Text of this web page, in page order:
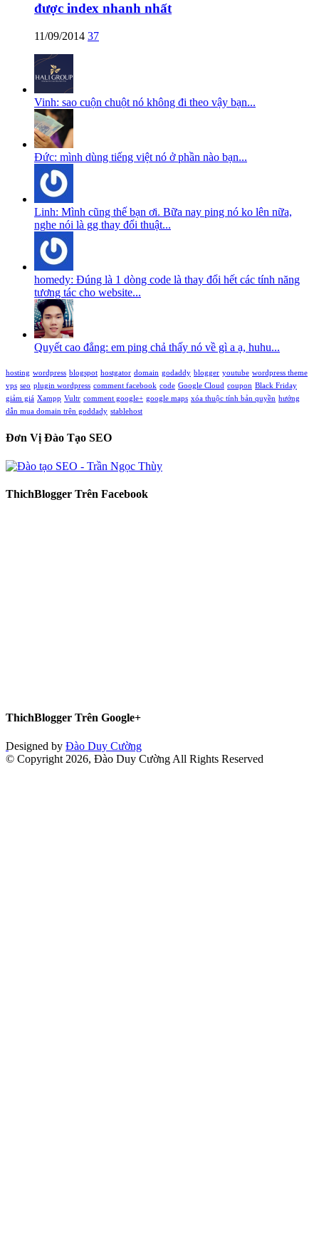
được index nhanh nhất
11/09/2014 37
Vinh: sao cuộn chuột nó không đi theo vậy bạn...
Đức: mình dùng tiếng việt nó ở phần nào bạn...
Linh: Mình cũng thế bạn ơi. Bữa nay ping nó ko lên nữa,
nghe nói là gg thay đổi thuật...
homedy: Đúng là 1 dòng code là thay đổi hết các tính năng
tương tác cho website...
Quyết cao đẳng: em ping chả thấy nó về gì a ạ, huhu...
hosting wordpress blogspot hostgator domain godaddy blogger youtube wordpress theme
vps seo plugin wordpress comment facebook code Google Cloud coupon Black Friday
giảm giá Xampp Vultr comment google+ google maps xóa thuộc tính bản quyền hướng
dẫn mua domain trên goddady stablehost
Đơn Vị Đào Tạo SEO
ThichBlogger Trên Facebook
ThichBlogger Trên Google+
Designed by Đào Duy Cường
© Copyright 2026, Đào Duy Cường All Rights Reserved